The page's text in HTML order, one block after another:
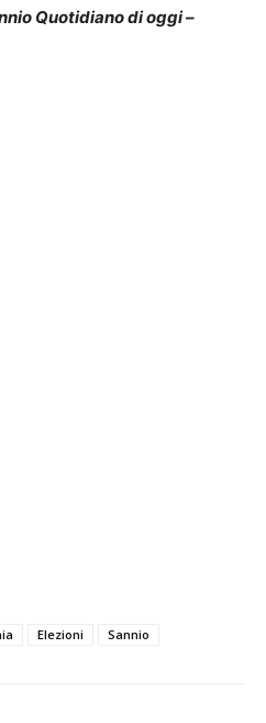
Quotidiano di oggi –
Elezioni Sannio